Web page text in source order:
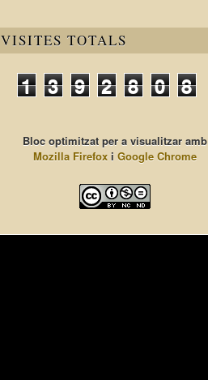
VISITES TOTALS
1 3 9 2 8 0 8
Bloc optimitzat per a visualitzar amb
Mozilla Firefox i Google Chrome